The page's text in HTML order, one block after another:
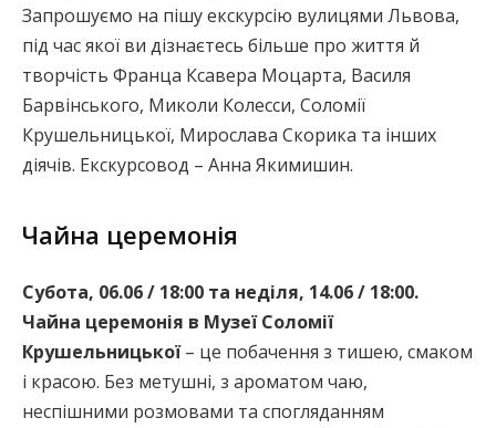
Запрошуємо на пішу екскурсію вулицями Львова,
під час якої ви дізнаєтесь більше про життя й
творчість Франца Ксавера Моцарта, Василя
Барвінського, Миколи Колесси, Соломії
Крушельницької, Мирослава Скорика та інших
діячів. Екскурсовод – Анна Якимишин.
Чайна церемонія
Субота, 06.06 / 18:00 та неділя, 14.06 / 18:00.
Чайна церемонія в Музеї Соломії
Крушельницької– це побачення з тишею, смаком
і красою. Без метушні, з ароматом чаю,
неспішними розмовами та спогляданням